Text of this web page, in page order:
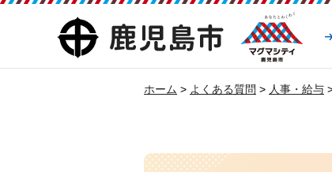
鹿児島市
マグマシティ
鹿児島市
ホーム > よくある質問 > 人事・給与